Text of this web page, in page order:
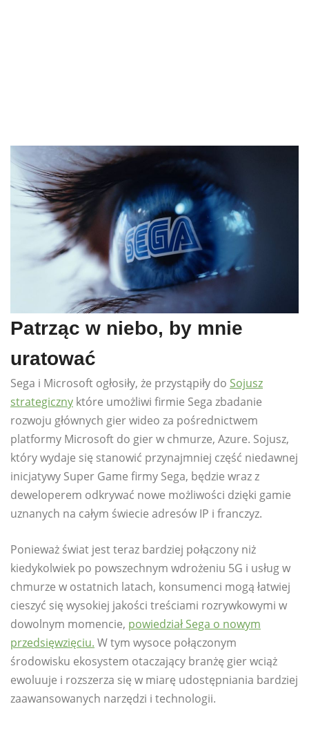
Patrząc w niebo, by mnie
uratować
Sega i Microsoft ogłosiły, że przystąpiły do Sojusz
strategiczny które umożliwi firmie Sega zbadanie
rozwoju głównych gier wideo za pośrednictwem
platformy Microsoft do gier w chmurze, Azure. Sojusz,
który wydaje się stanowić przynajmniej część niedawnej
inicjatywy Super Game firmy Sega, będzie wraz z
deweloperem odkrywać nowe możliwości dzięki gamie
uznanych na całym świecie adresów IP i franczyz.
Ponieważ świat jest teraz bardziej połączony niż
kiedykolwiek po powszechnym wdrożeniu 5G i usług w
chmurze w ostatnich latach, konsumenci mogą łatwiej
cieszyć się wysokiej jakości treściami rozrywkowymi w
dowolnym momencie, powiedział Sega o nowym
przedsięwzięciu. W tym wysoce połączonym
środowisku ekosystem otaczający branżę gier wciąż
ewoluuje i rozszerza się w miarę udostępniania bardziej
zaawansowanych narzędzi i technologii.